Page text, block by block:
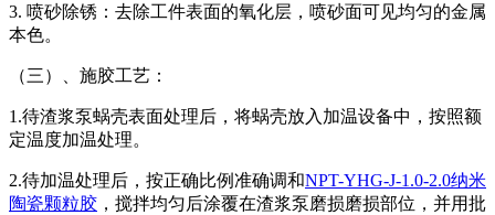
3. 喷砂除锈：去除工件表面的氧化层，喷砂面可见均匀的金属
本色。
（三）、施胶工艺：
1.待渣浆泵蜗壳表面处理后，将蜗壳放入加温设备中，按照额
定温度加温处理。
2.待加温处理后，按正确比例准确调和NPT-YHG-J-1.0-2.0纳米
陶瓷颗粒胶 ，搅拌均匀后涂覆在渣浆泵磨损磨损部位，并用批